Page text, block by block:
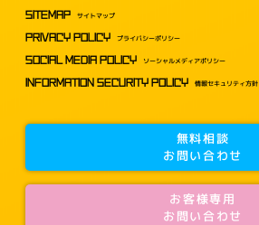
SITEMAP サイトマップ
PRIVACY POLICY プライバシーポリシー
SOCIAL MEDIA POLICY ソーシャルメディアポリシー
INFORMATION SECURITY POLICY 情報セキュリティ方針
無料相談
お問い合わせ
お客様専用
お問い合わせ